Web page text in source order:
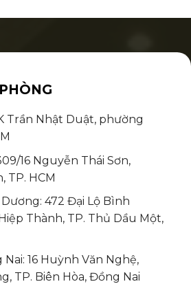
Trần Nhật Duật, phường
16 Nguyễn Thái Sơn,
TP. HCM
472 Đại Lộ Bình
Thành, TP. Thủ Dầu Một,
16 Huỳnh Văn Nghệ,
TP. Biên Hòa, Đồng Nai